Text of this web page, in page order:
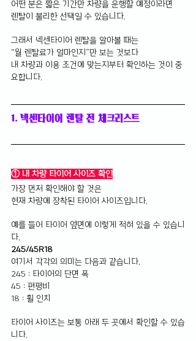
어떤 분은 짧은 기간만 차량을 운행할 예정이라면
렌탈이 불리한 선택일 수 있습니다.
그래서 넥센타이어 렌탈을 알아볼 때는
“월 렌탈료가 얼마인지”만 보는 것보다
내 차량과 이용 조건에 맞는지부터 확인하는 것이 중
요합니다.
1. 넥센타이어 렌탈 전 체크리스트
① 내 차량 타이어 사이즈 확인
가장 먼저 확인해야 할 것은
현재 차량에 장착된 타이어 사이즈입니다.
예를 들어 타이어 옆면에 이렇게 적혀 있을 수 있습니
다.
245/45R18
여기서 각각의 의미는 다음과 같습니다.
245 : 타이어의 단면 폭
45 : 편평비
18 : 휠 인치
타이어 사이즈는 보통 아래 두 곳에서 확인할 수 있습
니다.